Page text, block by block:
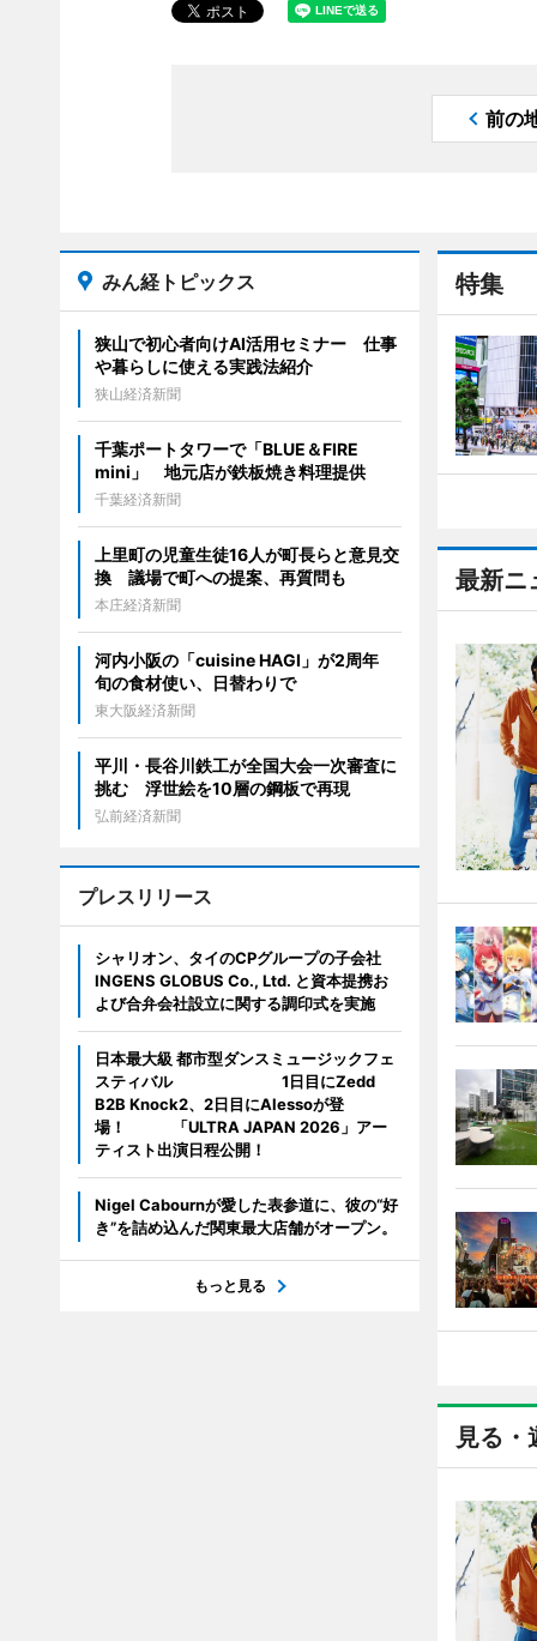
前の
特集
最新ニ
見る・
みん経トピックス
狭山で初心者向けAI活用セミナー 仕事
や暮らしに使える実践法紹介
狭山経済新聞
千葉ポートタワーで「BLUE＆FIRE
mini」 地元店が鉄板焼き料理提供
千葉経済新聞
上里町の児童生徒16人が町長らと意見交
換 議場で町への提案、再質問も
本庄経済新聞
河内小阪の「cuisine HAGI」が2周年
旬の食材使い、日替わりで
東大阪経済新聞
平川・長谷川鉄工が全国大会一次審査に
挑む 浮世絵を10層の鋼板で再現
弘前経済新聞
プレスリリース
シャリオン、タイのCPグループの子会社
INGENS GLOBUS Co., Ltd. と資本提携お
よび合弁会社設立に関する調印式を実施
日本最大級 都市型ダンスミュージックフェ
スティバル 1日目にZedd
B2B Knock2、2日目にAlessoが登
場！ 「ULTRA JAPAN 2026」アー
ティスト出演日程公開！
Nigel Cabournが愛した表参道に、彼の“好
き”を詰め込んだ関東最大店舗がオープン。
もっと見る